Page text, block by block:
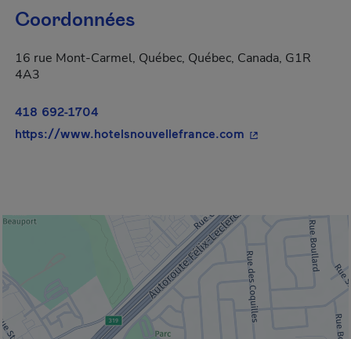
Coordonnées
16 rue Mont-Carmel, Québec, Québec, Canada, G1R
4A3
418 692-1704
https://www.hotelsnouvellefrance.com - Cet hyperlien